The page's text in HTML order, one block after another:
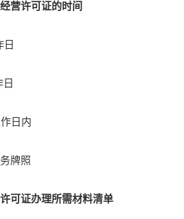
许可证的时间
日内
牌照
证办理所需材料清单